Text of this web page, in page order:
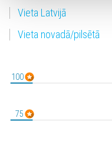
Vieta Latvijā
Vieta novadā/pilsētā
100
75